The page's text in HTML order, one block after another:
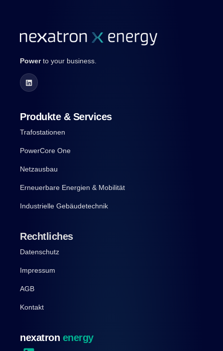
Powerto your business.
Produkte & Services
Trafostationen
PowerCore One
Netzausbau
Erneuerbare Energien & Mobilität
Industrielle Gebäudetechnik
Rechtliches
Datenschutz
Impressum
AGB
Kontakt
nexatron energy